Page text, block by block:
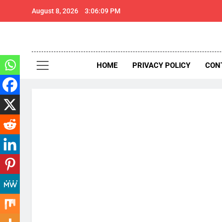
August 8, 2026 3:06:10 PM
Thar
HOME PRIVACY POLICY